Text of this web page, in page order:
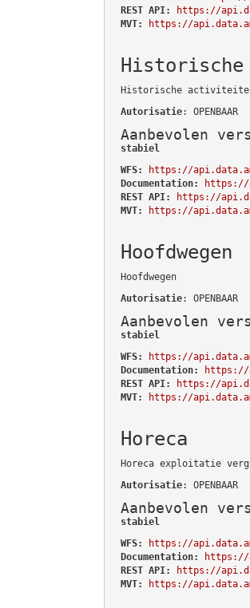
REST API:
https://
MVT:
https://
Historische
Historische
Autorisatie: OPENBAAR
Aanbevolen
stabiel
WFS:
https://
Documentation:
https://
REST API:
https://
MVT:
https://
Hoofdwegen
Hoofdwegen
Autorisatie: OPENBAAR
Aanbevolen
stabiel
WFS:
https://
Documentation:
https://
REST API:
https://
MVT:
https://
Horeca
Horeca exploitatie
Autorisatie: OPENBAAR
Aanbevolen
stabiel
WFS:
https://
Documentation:
https://
REST API:
https://
MVT:
https://